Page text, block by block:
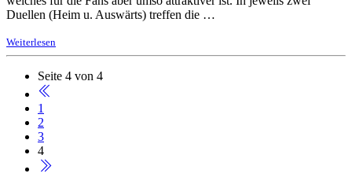
Duellen (Heim u. Auswärts) treffen die …
Weiterlesen
Seite 4 von 4
1
2
3
4